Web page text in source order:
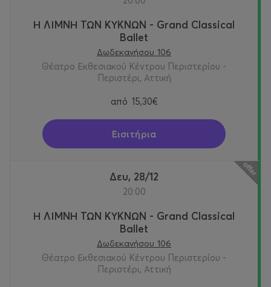
Τμήμα Αλλαγών, μέσω email, στο
Δευτέρα έως Παρασκευή 10:00 - 18:00 (εκτός αργιών)
Η ΛΙΜΝΗ ΤΩΝ ΚΥΚΝΩΝ - Grand Classical
Ballet
Δωδεκανήσου 106
Θέατρο Εκθεσιακού Κέντρου Περιστερίου -
Περιστέρι, Αττική
από 15,30€
Εισιτήρια
Δευ, 28/12
20:00
Η ΛΙΜΝΗ ΤΩΝ ΚΥΚΝΩΝ - Grand Classical
Ballet
Δωδεκανήσου 106
Θέατρο Εκθεσιακού Κέντρου Περιστερίου -
Περιστέρι, Αττική